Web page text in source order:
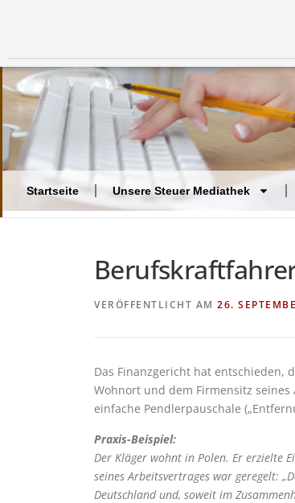
Startseite Unsere Steuer Mediathek
VERÖFFENTLICHT AM 26.
Das Finanzgericht hat entschieden,
Wohnort und dem Firmensitz
einfache Pendlerpauschale
Praxis-Beispiel:
Der Kläger wohnt in Polen. Er erzielte
seines Arbeitsvertrages war geregelt:
Deutschland und, soweit im